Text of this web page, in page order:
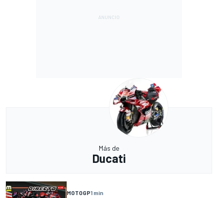
Más de
Ducati
MOTOGP1 min